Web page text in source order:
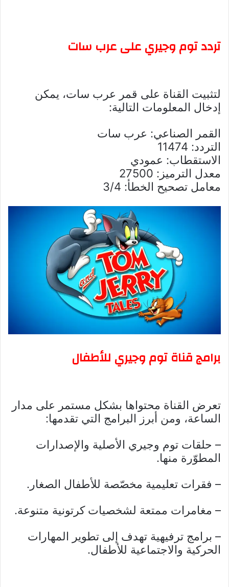
تردد توم وجيري على عرب سات
لتثبيت القناة على قمر عرب سات، يمكن
إدخال المعلومات التالية:
القمر الصناعي: عرب سات
التردد: 11474
الاستقطاب: عمودي
معدل الترميز: 27500
معامل تصحيح الخطأ: 3/4
برامج قناة توم وجيري للأطفال
تعرض القناة محتواها بشكل مستمر على مدار
الساعة، ومن أبرز البرامج التي تقدمها:
– حلقات توم وجيري الأصلية والإصدارات
المطوّرة منها.
– فقرات تعليمية مخصّصة للأطفال الصغار.
– مغامرات ممتعة لشخصيات كرتونية متنوعة.
– برامج ترفيهية تهدف إلى تطوير المهارات
الحركية والاجتماعية للأطفال.